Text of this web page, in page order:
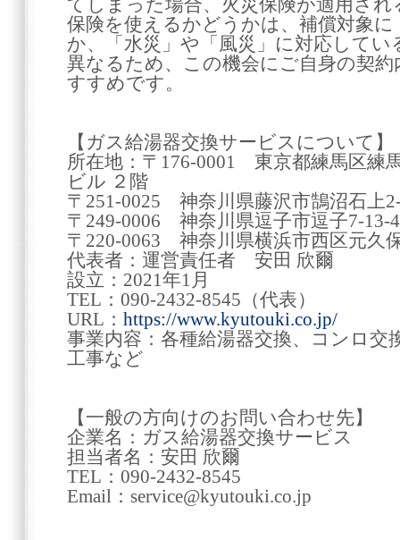
てしまった場合、火災保険が適用さ
保険を使えるかどうかは、補償対象
か、「水災」や「風災」に対応して
異なるため、この機会にご自身の契
すすめです。
【ガス給湯器交換サービスについて】
所在地：〒176-0001 東京都練馬区練
ビル ２階
〒251-0025 神奈川県藤沢市鵠沼石上
〒249-0006 神奈川県逗子市逗子7-13-4
〒220-0063 神奈川県横浜市西区元久
代表者：運営責任者 安田 欣爾
設立：2021年1月
TEL：090-2432-8545（代表）
URL： https://www.kyutouki.co.jp/
事業内容：各種給湯器交換、コンロ交
工事など
【一般の方向けのお問い合わせ先】
企業名：ガス給湯器交換サービス
担当者名：安田 欣爾
TEL：090-2432-8545
Email：service@kyutouki.co.jp